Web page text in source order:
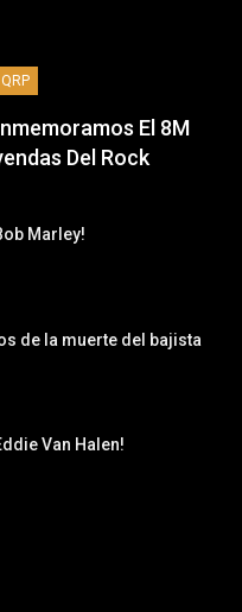
El 8M
Del Rock
Marley!
de la muerte del bajista
Van Halen!